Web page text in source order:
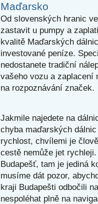
Maďarsko
Od slovenských hranic
zastavit u pumpy a
kvalitě Maďarských
investované peníze.
nedostanete tradiční
vašeho vozu a zaplacení
na rozpoznávání značek.
Jakmile najedete na
chyba maďarských
rychlost, chvílemi je
cestě nemůže jet
Budapešť, tam je jediná
musíme dát pozor,
kraji Budapešti odbočili
nespoléhat plně na